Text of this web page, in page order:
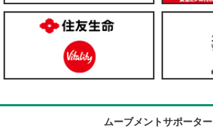
ムーブメントサポーター